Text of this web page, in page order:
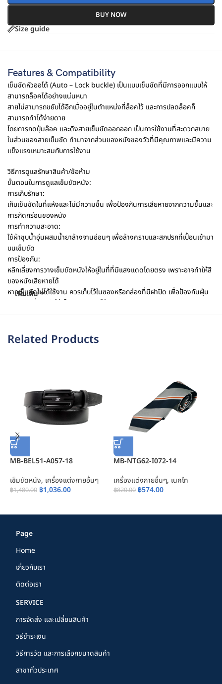
BUY NOW
Size guide
Features & Compatibility
เข็มขัดหัวออโต้ (Auto – Lock buckle) เป็นแบบเข็มขัดที่มีการออกแบบให้
สามารถล็อคได้อย่างแน่นหนา
สายไม่สามารถขยับได้อีกเมื่ออยู่ในตำแหน่งที่ล็อคไว้ และการปลดล็อคก็
สามารถทำได้ง่ายดาย
โดยการกดปุ่มล๊อค และดึงสายเข็มขัดออกออก เป็นการใช้งานที่สะดวกสบาย
ในส่วนของสายเข็มขัด ทำมาจากส่วนของหนังของวัวที่มีคุณภาพและมีความ
แข็งแรงเหมาะสมกับการใช้งาน
วิธีการดูแลรักษาสินค้า/ข้อห้าม
ขั้นตอนในการดูแลเข็มขัดหนัง:
การเก็บรักษา:
เก็บเข็มขัดในที่แห้งและไม่มีความชื้น เพื่อป้องกันการเสียหายจากความชื้นและ
การกัดกร่อนของหนัง
การทำความสะอาด:
ใช้ผ้าชุบน้ำอุ่นผสมน้ำยาล้างจานอ่อนๆ เพื่อล้างคราบและสกปรกที่เปื้อนเข้ามา
บนเข็มขัด
การป้องกัน:
หลีกเลี่ยงการวางเข็มขัดหนังให้อยู่ในที่ที่มีแสงแดดโดยตรง เพราะอาจทำให้สี
ของหนังเสียหายได้
หากเข็มขัดไม่ได้ใช้งาน ควรเก็บไว้ในซองหรือกล่องที่มีฝาปิด เพื่อป้องกันฝุ่น
และคราบที่อาจทำให้เข็มขัดเสียหายได้
การรักษาหน้าหนัง:
นวลและความมันในหนังเข็มขัดได้
การรักษาหนังหลีกเลี่ยงการได้รับแสงแดดตรงๆ ซึ่งอาจทำให้หนังเสียหาย
เพิ่มเติม
Related Products
MB-BEL51-A057-18
เข็มขัดหนัง, เครื่องแต่งกายอื่นๆ
฿1,480.00 ฿1,036.00
MB-NTG62-I072-14
เครื่องแต่งกายอื่นๆ, เนคไท
฿820.00 ฿574.00
Page
Home
เกี่ยวกับเรา
ติดต่อเรา
SERVICE
การจัดส่ง และเปลี่ยนสินค้า
วิธีชำระเงิน
วิธีการวัด และการเลือกขนาดสินค้า
สาขาทั่วประเทศ